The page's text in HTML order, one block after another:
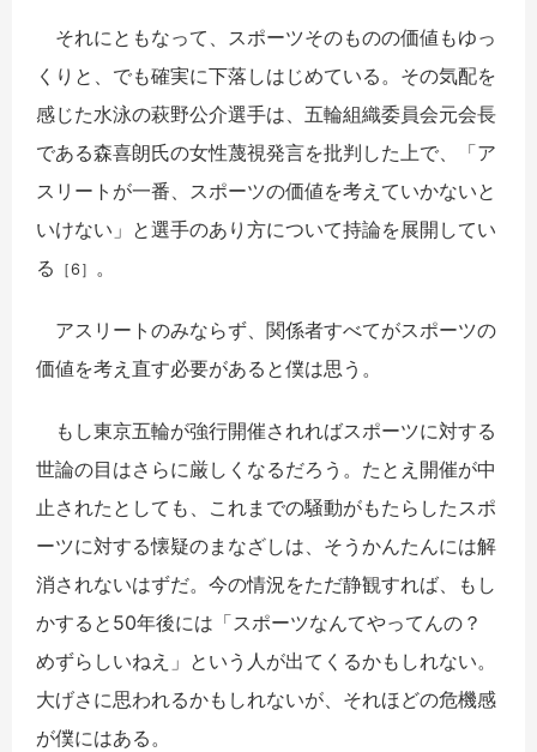
それにともなって、スポーツそのものの価値もゆっ
くりと、でも確実に下落しはじめている。その気配を
感じた水泳の萩野公介選手は、五輪組織委員会元会長
である森喜朗氏の女性蔑視発言を批判した上で、「ア
スリートが一番、スポーツの価値を考えていかないと
いけない」と選手のあり方について持論を展開してい
る
［6］ 。
アスリートのみならず、関係者すべてがスポーツの
価値を考え直す必要があると僕は思う。
もし東京五輪が強行開催されればスポーツに対する
世論の目はさらに厳しくなるだろう。たとえ開催が中
止されたとしても、これまでの騒動がもたらしたスポ
ーツに対する懐疑のまなざしは、そうかんたんには解
消されないはずだ。今の情況をただ静観すれば、もし
かすると50年後には「スポーツなんてやってんの？
めずらしいねえ」という人が出てくるかもしれない。
大げさに思われるかもしれないが、それほどの危機感
が僕にはある。